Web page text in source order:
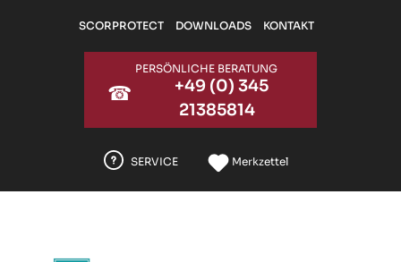
Zum Hauptinhalt springen
SCORPROTECT DOWNLOADS KONTAKT
☎
PERSÖNLICHE BERATUNG
+49 (0) 345
21385814
SERVICE Merkzettel